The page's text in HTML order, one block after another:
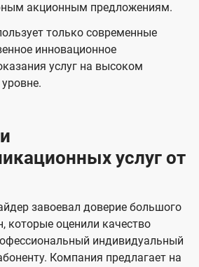
акционным предложениям.
только современные
инновационное
услуг на высоком
услуг от
завоевал доверие большого
которые оценили качество
индивидуальный
Компания предлагает на